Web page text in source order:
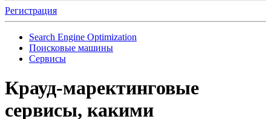
Регистрация
Search Engine Optimization
Поисковые машины
Сервисы
Крауд-маректинговые
сервисы, какими